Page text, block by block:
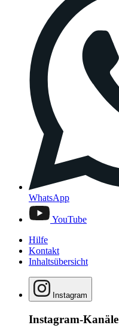
WhatsApp
YouTube
Hilfe
Kontakt
Inhaltsübersicht
Instagram
Instagram-Kanäle